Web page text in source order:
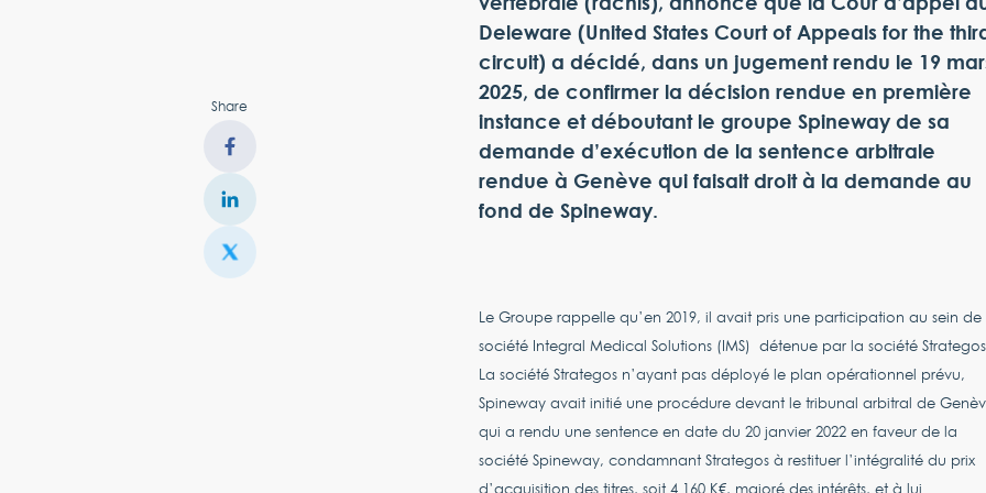
Share
Deleware (United States Court of Appeals for the
circuit) a décidé, dans un jugement rendu le 19
2025, de confirmer la décision rendue en première
instance et déboutant le groupe Spineway de sa
demande d’exécution de la sentence arbitrale
rendue à Genève qui faisait droit à la demande au
fond de Spineway.
Le Groupe rappelle qu’en 2019, il avait pris une participation au sein de
société Integral Medical Solutions (IMS) détenue par la société
La société Strategos n’ayant pas déployé le plan opérationnel prévu,
Spineway avait initié une procédure devant le tribunal arbitral de
qui a rendu une sentence en date du 20 janvier 2022 en faveur de la
société Spineway, condamnant Strategos à restituer l’intégralité du prix
d’acquisition des titres, soit 4 160 K€, majoré des intérêts, et à lui